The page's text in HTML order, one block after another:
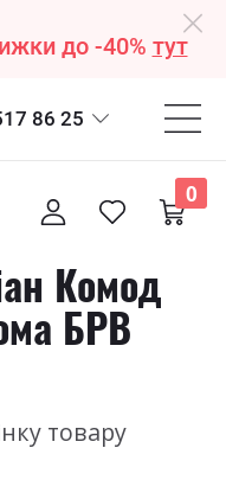
до -40% тут
86 25
0
Комод
БРВ
товару